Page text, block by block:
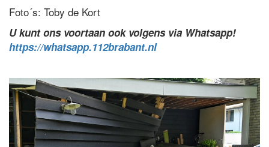
Foto´s: Toby de Kort
U kunt ons voortaan ook volgens via Whatsapp!
https://whatsapp.112brabant.nl